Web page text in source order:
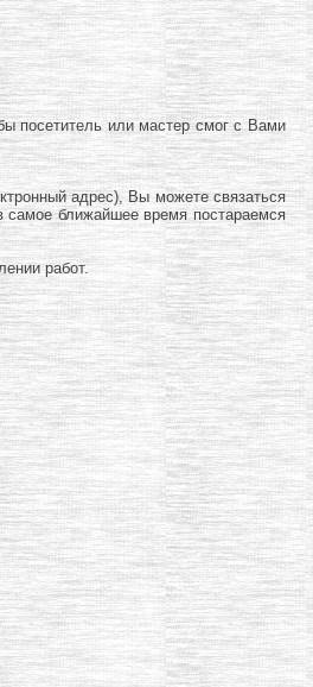
посетитель или мастер смог с Вами
адрес), Вы можете связаться
ближайшее время постараемся
работ.